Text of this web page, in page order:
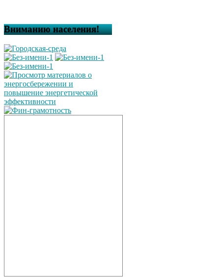
Вниманию населения!